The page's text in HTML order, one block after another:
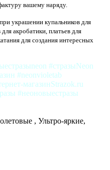
вашему наряду.
украшении купальников для
акробатики, платьев для
для создания интересных
#стразыNeon
#neonvioletab
магазинStrazok.ru
#неоновыестразы
, Ультро-яркие,